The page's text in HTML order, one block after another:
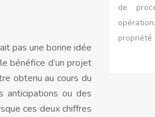
pas une bonne idée
bénéfice d’un projet
obtenu au cours du
ou des
ces deux chiffres
de
propriété